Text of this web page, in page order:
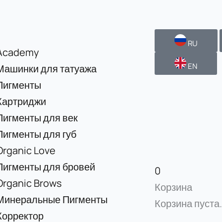
для татуажа
для век
для губ
Love
для бровей
Brows
Пигменты
RU
EN
0
Корзина
Корзина пуста.